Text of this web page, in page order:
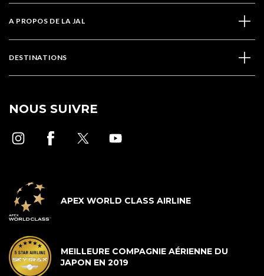
A PROPOS DE LA JAL
DESTINATIONS
NOUS SUIVRE
APEX WORLD CLASS AIRLINE
MEILLEURE COMPAGNIE AÉRIENNE DU
JAPON EN 2019